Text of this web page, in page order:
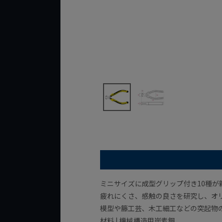
ミニサイズに成型グリップ付き10種が
疲れにくさ、感触の良さを研究し、オ
模型や籐工芸、木工細工などの突起物